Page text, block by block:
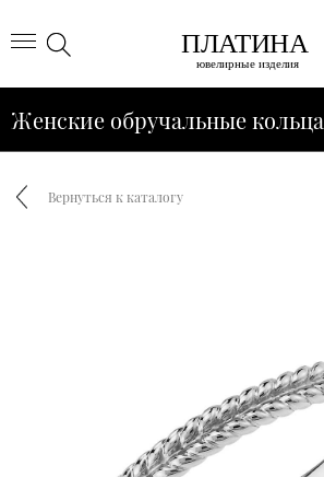
Женские обручальные кольца
Вернуться к каталогу